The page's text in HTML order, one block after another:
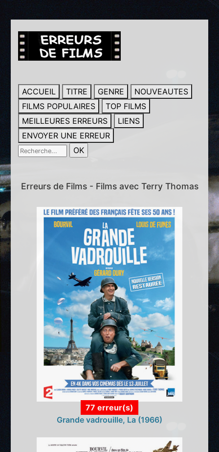
ACCUEIL TITRE GENRE
NOUVEAUTES
FILMS POPULAIRES
TOP FILMS
MEILLEURES ERREURS
LIENS
ENVOYER UNE ERREUR
Erreurs de Films - Films avec Terry Thomas
77 erreur(s)
Grande vadrouille, La (1966)